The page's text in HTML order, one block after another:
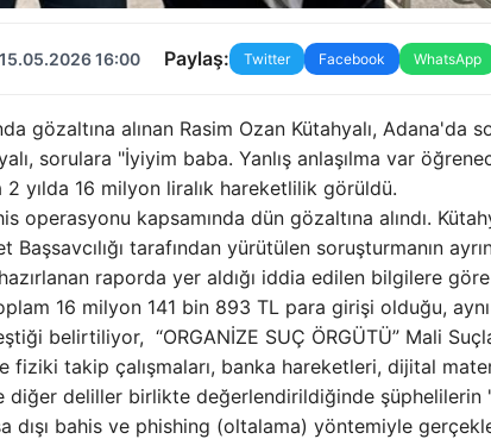
16:00 Paylaş: Twitter Facebook WhatsApp
gözaltına alınan Rasim Ozan Kütahyalı, Adana'da
sorulara "İyiyim baba. Yanlış anlaşılma var
2 yılda 16 milyon liralık hareketlilik görüldü.
operasyonu kapsamında dün gözaltına alındı.
Başsavcılığı tarafından yürütülen soruşturmanın
raporda yer aldığı iddia edilen bilgilere göre
16 milyon 141 bin 893 TL para girişi olduğu,
belirtiliyor, “ORGANİZE SUÇ ÖRGÜTÜ” Mali
fiziki takip çalışmaları, banka hareketleri, dijital
diğer deliller birlikte değerlendirildiğinde şüphelilerin
dışı bahis ve phishing (oltalama) yöntemiyle